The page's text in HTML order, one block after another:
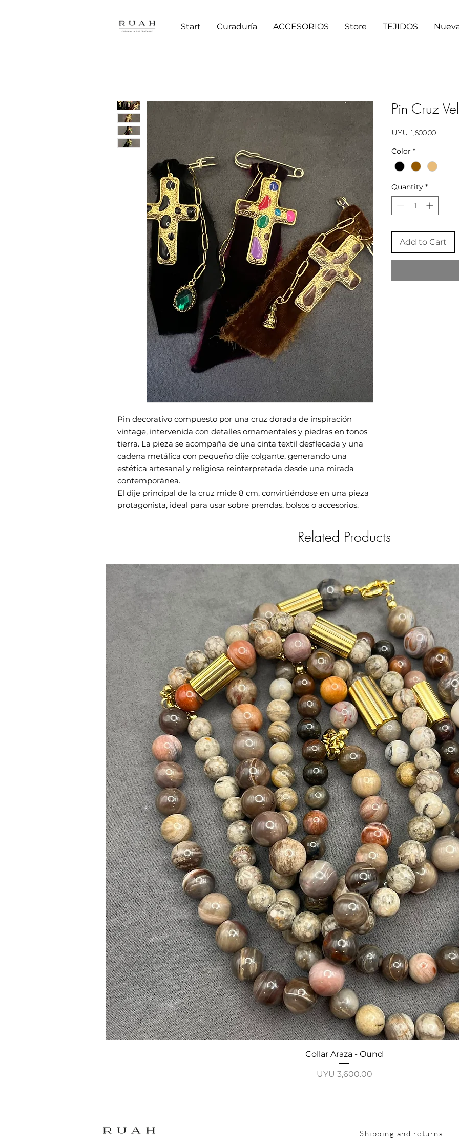
Start Curaduría ACCESORIOS Store TEJIDOS
Pin decorativo compuesto por una cruz dorada de inspiración
vintage, intervenida con detalles ornamentales y piedras en tonos
tierra. La pieza se acompaña de una cinta textil desflecada y una
cadena metálica con pequeño dije colgante, generando una
estética artesanal y religiosa reinterpretada desde una mirada
contemporánea.
El dije principal de la cruz mide 8 cm, convirtiéndose en una pieza
protagonista, ideal para usar sobre prendas, bolsos o accesorios.
Pin Cruz
UYU 1,800.00Price
Color *
Quantity *
Add to Cart
Related Products
Quick View
Collar Araza - Ound
Price
UYU 3,600.00
Shipping and returns